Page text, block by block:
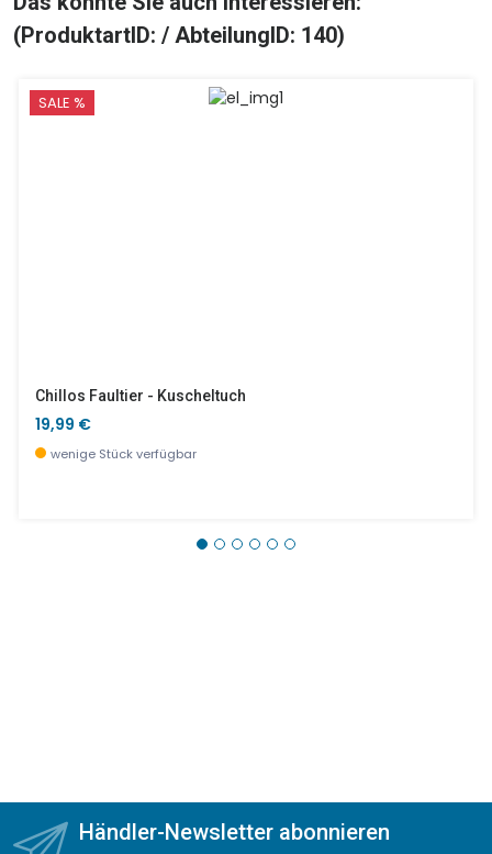
(ProduktartID: / AbteilungID: 140)
SALE %
Chillos Faultier - Kuscheltuch
19,99 €
wenige Stück verfügbar
Händler-Newsletter abonnieren